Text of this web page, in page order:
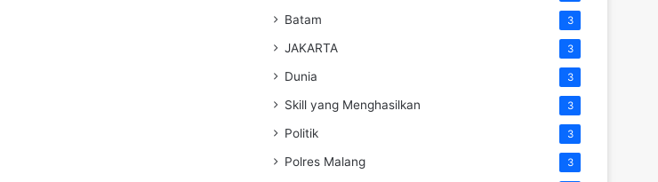
Batam 3
JAKARTA 3
Dunia 3
Skill yang Menghasilkan 3
Politik 3
Polres Malang 3